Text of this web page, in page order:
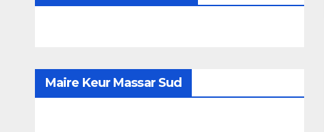
Maire Keur Massar Sud